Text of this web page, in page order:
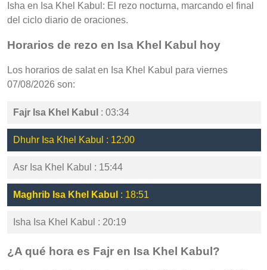
Isha en Isa Khel Kabul: El rezo nocturna, marcando el final
del ciclo diario de oraciones.
Horarios de rezo en Isa Khel Kabul hoy
Los horarios de salat en Isa Khel Kabul para viernes
07/08/2026 son:
Fajr Isa Khel Kabul : 03:34
Dhuhr Isa Khel Kabul : 12:00
Asr Isa Khel Kabul : 15:44
Maghrib Isa Khel Kabul : 18:51
Isha Isa Khel Kabul : 20:19
¿A qué hora es Fajr en Isa Khel Kabul?